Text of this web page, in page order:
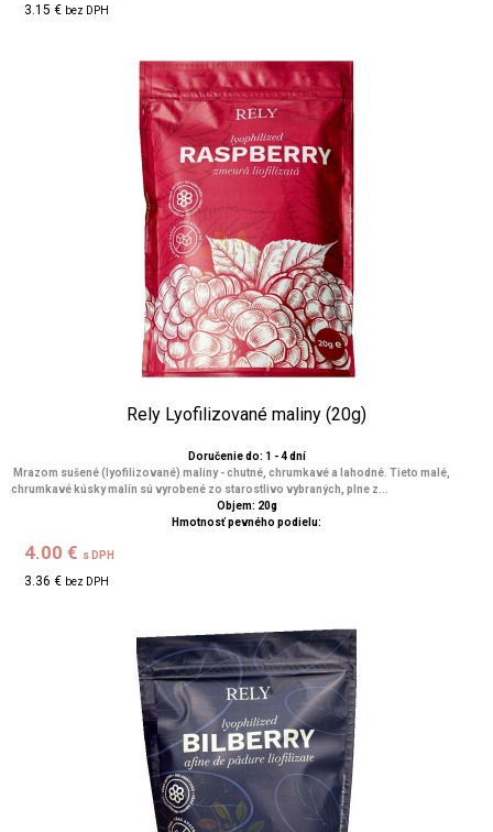
3.15 € bez DPH
Rely Lyofilizované maliny (20g)
Doručenie do: 1 - 4 dní
Mrazom sušené (lyofilizované) maliny - chutné, chrumkavé a lahodné. Tieto malé,
chrumkavé kúsky malín sú vyrobené zo starostlivo vybraných, plne z...
Objem: 20g
Hmotnosť pevného podielu:
4.00 € s DPH
3.36 € bez DPH